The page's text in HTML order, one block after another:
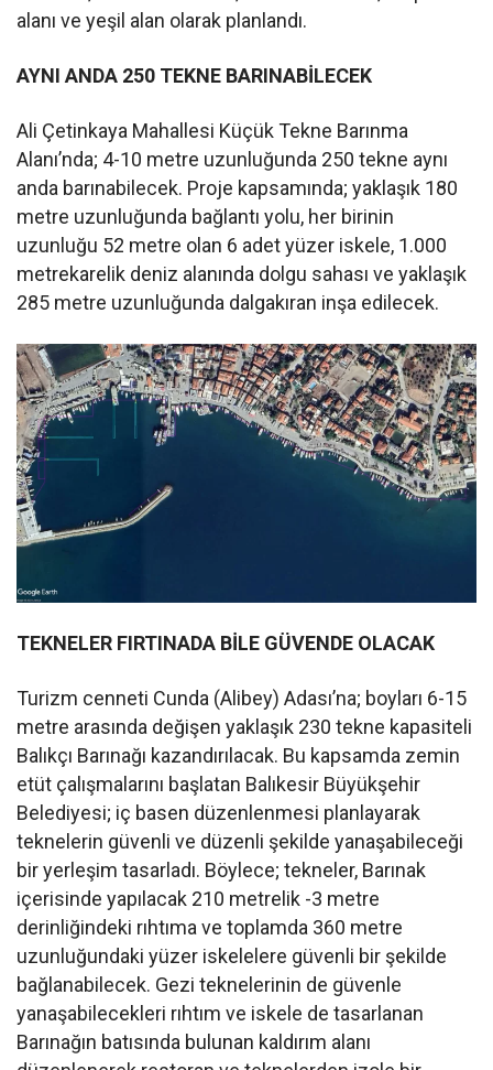
alanı ve yeşil alan olarak planlandı.
AYNI ANDA 250 TEKNE BARINABİLECEK
Ali Çetinkaya Mahallesi Küçük Tekne Barınma
Alanı’nda; 4-10 metre uzunluğunda 250 tekne aynı
anda barınabilecek. Proje kapsamında; yaklaşık 180
metre uzunluğunda bağlantı yolu, her birinin
uzunluğu 52 metre olan 6 adet yüzer iskele, 1.000
metrekarelik deniz alanında dolgu sahası ve yaklaşık
285 metre uzunluğunda dalgakıran inşa edilecek.
TEKNELER FIRTINADA BİLE GÜVENDE OLACAK
Turizm cenneti Cunda (Alibey) Adası’na; boyları 6-15
metre arasında değişen yaklaşık 230 tekne kapasiteli
Balıkçı Barınağı kazandırılacak. Bu kapsamda zemin
etüt çalışmalarını başlatan Balıkesir Büyükşehir
Belediyesi; iç basen düzenlenmesi planlayarak
teknelerin güvenli ve düzenli şekilde yanaşabileceği
bir yerleşim tasarladı. Böylece; tekneler, Barınak
içerisinde yapılacak 210 metrelik -3 metre
derinliğindeki rıhtıma ve toplamda 360 metre
uzunluğundaki yüzer iskelelere güvenli bir şekilde
bağlanabilecek. Gezi teknelerinin de güvenle
yanaşabilecekleri rıhtım ve iskele de tasarlanan
Barınağın batısında bulunan kaldırım alanı